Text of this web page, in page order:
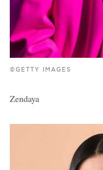
©GETTY IMAGES
Zendaya